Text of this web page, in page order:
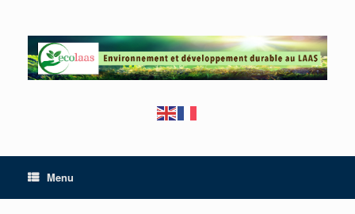
content
Menu